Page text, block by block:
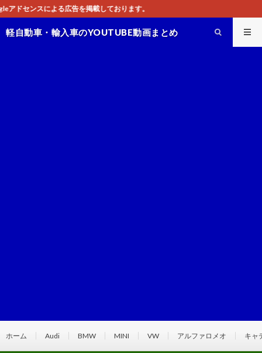
軽自動車・輸入車のYOUTUBE動画まとめ
ホーム Audi BMW MINI VW アルファロメオ キャ